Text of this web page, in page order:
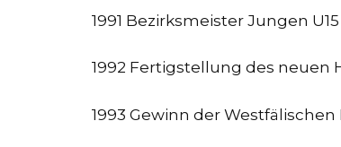
1991 Bezirksmeister Jungen U15
1992 Fertigstellung des neuen
1993 Gewinn der